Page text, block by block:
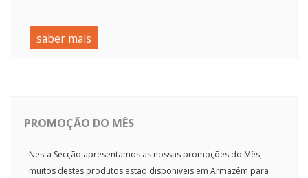
saber mais
PROMOÇÃO DO MÊS
Nesta Secção apresentamos as nossas promoções do Mês,
muitos destes produtos estão disponiveis em Armazêm para